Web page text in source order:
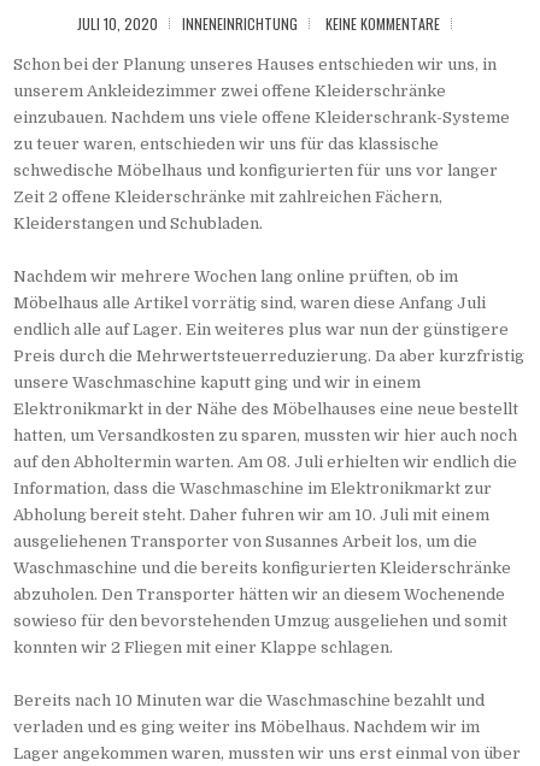
JULI 10, 2020 INNENEINRICHTUNG KEINE KOMMENTARE
Schon bei der Planung unseres Hauses entschieden wir uns, in
unserem Ankleidezimmer zwei offene Kleiderschränke
einzubauen. Nachdem uns viele offene Kleiderschrank-Systeme
zu teuer waren, entschieden wir uns für das klassische
schwedische Möbelhaus und konfigurierten für uns vor langer
Zeit 2 offene Kleiderschränke mit zahlreichen Fächern,
Kleiderstangen und Schubladen.
Nachdem wir mehrere Wochen lang online prüften, ob im
Möbelhaus alle Artikel vorrätig sind, waren diese Anfang Juli
endlich alle auf Lager. Ein weiteres plus war nun der günstigere
Preis durch die Mehrwertsteuerreduzierung. Da aber kurzfristig
unsere Waschmaschine kaputt ging und wir in einem
Elektronikmarkt in der Nähe des Möbelhauses eine neue bestellt
hatten, um Versandkosten zu sparen, mussten wir hier auch noch
auf den Abholtermin warten. Am 08. Juli erhielten wir endlich die
Information, dass die Waschmaschine im Elektronikmarkt zur
Abholung bereit steht. Daher fuhren wir am 10. Juli mit einem
ausgeliehenen Transporter von Susannes Arbeit los, um die
Waschmaschine und die bereits konfigurierten Kleiderschränke
abzuholen. Den Transporter hätten wir an diesem Wochenende
sowieso für den bevorstehenden Umzug ausgeliehen und somit
konnten wir 2 Fliegen mit einer Klappe schlagen.
Bereits nach 10 Minuten war die Waschmaschine bezahlt und
verladen und es ging weiter ins Möbelhaus. Nachdem wir im
Lager angekommen waren, mussten wir uns erst einmal von über